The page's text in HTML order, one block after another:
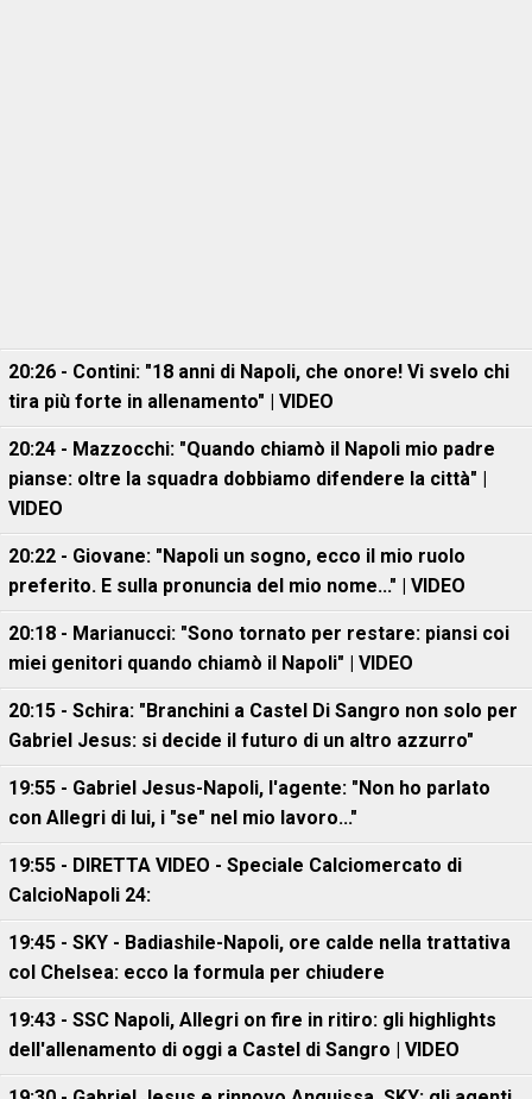
20:26 - Contini: "18 anni di Napoli, che onore! Vi svelo chi
tira più forte in allenamento" | VIDEO
20:24 - Mazzocchi: "Quando chiamò il Napoli mio padre
pianse: oltre la squadra dobbiamo difendere la città" |
VIDEO
20:22 - Giovane: "Napoli un sogno, ecco il mio ruolo
preferito. E sulla pronuncia del mio nome..." | VIDEO
20:18 - Marianucci: "Sono tornato per restare: piansi coi
miei genitori quando chiamò il Napoli" | VIDEO
20:15 - Schira: "Branchini a Castel Di Sangro non solo per
Gabriel Jesus: si decide il futuro di un altro azzurro"
19:55 - Gabriel Jesus-Napoli, l'agente: "Non ho parlato
con Allegri di lui, i "se" nel mio lavoro..."
19:55 - DIRETTA VIDEO - Speciale Calciomercato di
CalcioNapoli 24:
19:45 - SKY - Badiashile-Napoli, ore calde nella trattativa
col Chelsea: ecco la formula per chiudere
19:43 - SSC Napoli, Allegri on fire in ritiro: gli highlights
dell'allenamento di oggi a Castel di Sangro | VIDEO